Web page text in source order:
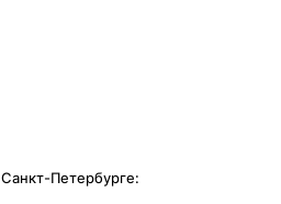
Санкт-Петербурге: